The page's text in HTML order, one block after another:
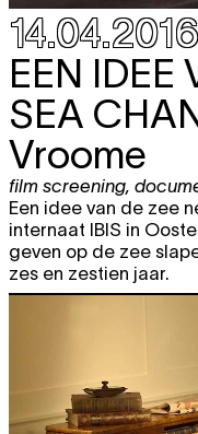
14.04.2016
EEN IDEE
SEA
Vroome
film screening,
Een idee van de zee
internaat IBIS in
geven op de zee
zes en zestien jaar.